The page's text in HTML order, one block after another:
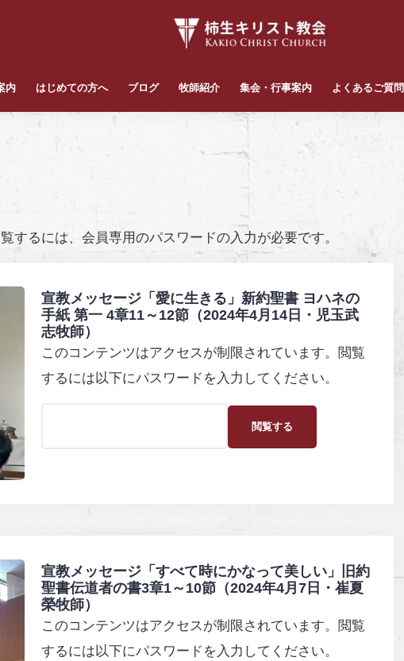
内 はじめての方へ ブログ 牧師紹介 集会・行事案内 よくあるご質問
するには、会員専用のパスワードの入力が必要です。
宣教メッセージ「愛に生きる」新約聖書 ヨハネの
手紙 第一 4章11～12節（2024年4月14日・児玉武
志牧師）
このコンテンツはアクセスが制限されています。閲覧
するには以下にパスワードを入力してください。
宣教メッセージ「すべて時にかなって美しい」旧約
聖書伝道者の書3章1～10節（2024年4月7日・崔夏
榮牧師）
このコンテンツはアクセスが制限されています。閲覧
するには以下にパスワードを入力してください。